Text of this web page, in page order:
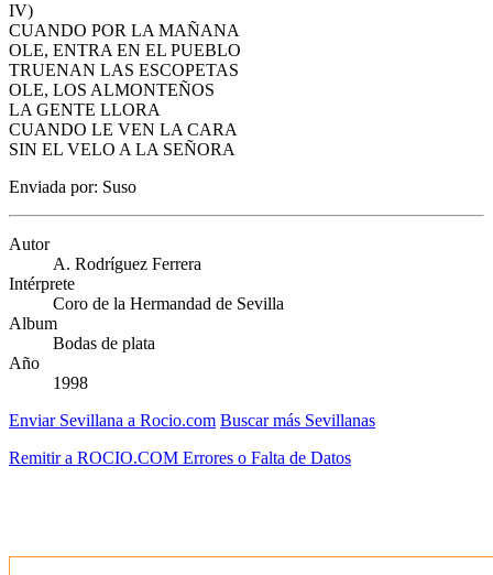
IV)
CUANDO POR LA MAÑANA
OLE, ENTRA EN EL PUEBLO
TRUENAN LAS ESCOPETAS
OLE, LOS ALMONTEÑOS
LA GENTE LLORA
CUANDO LE VEN LA CARA
SIN EL VELO A LA SEÑORA
Enviada por: Suso
Autor
A. Rodríguez Ferrera
Intérprete
Coro de la Hermandad de Sevilla
Album
Bodas de plata
Año
1998
Enviar Sevillana a Rocio.com Buscar más Sevillanas
Remitir a ROCIO.COM Errores o Falta de Datos